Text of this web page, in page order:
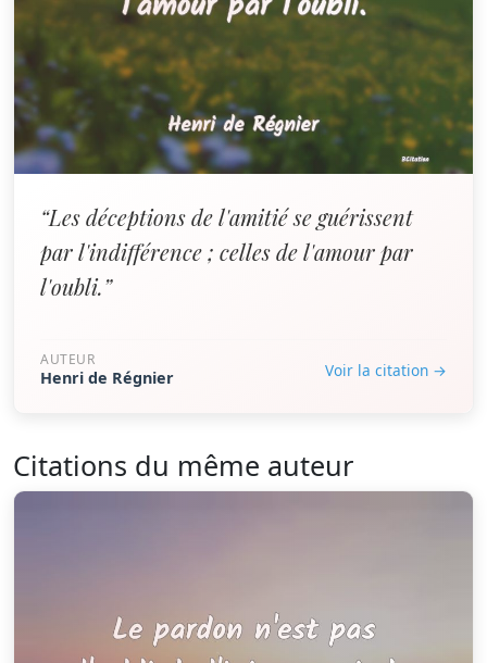
“Les déceptions de l'amitié se guérissent
par l'indifférence ; celles de l'amour par
l'oubli.”
AUTEUR
Henri de Régnier Voir la citation →
Citations du même auteur